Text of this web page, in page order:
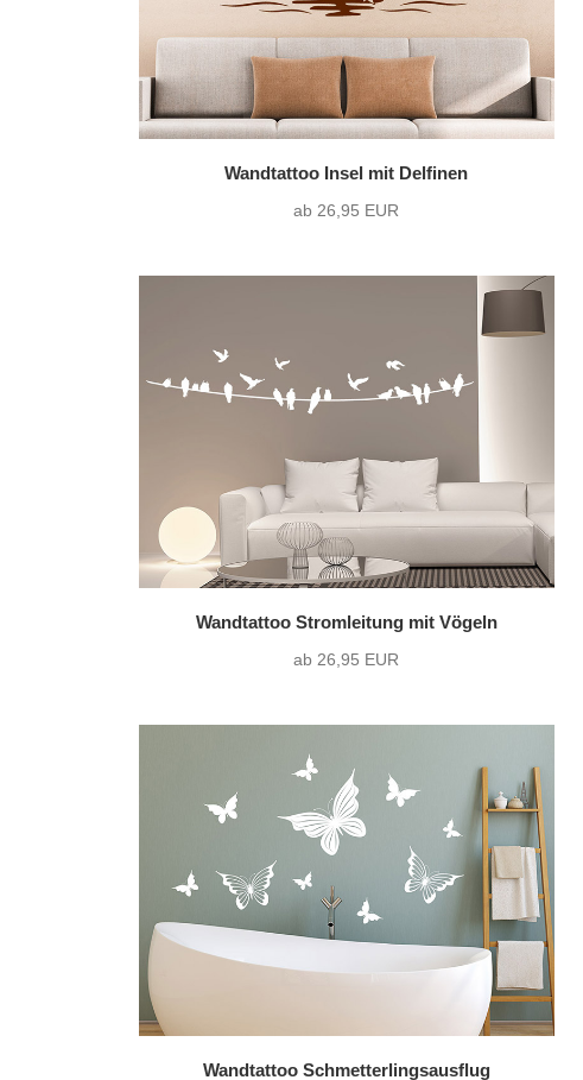
Wandtattoo Insel mit Delfinen
ab 26,95 EUR
Wandtattoo Stromleitung mit Vögeln
ab 26,95 EUR
Wandtattoo Schmetterlingsausflug